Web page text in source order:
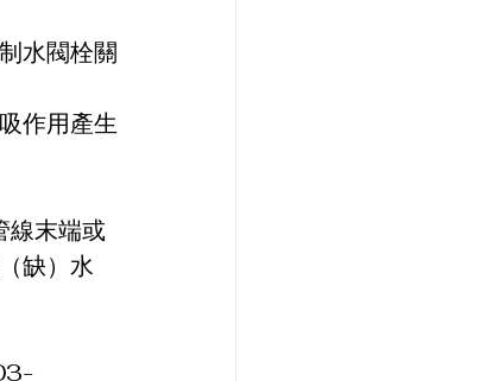
水閥栓關
作用產生
線末端或
缺）水